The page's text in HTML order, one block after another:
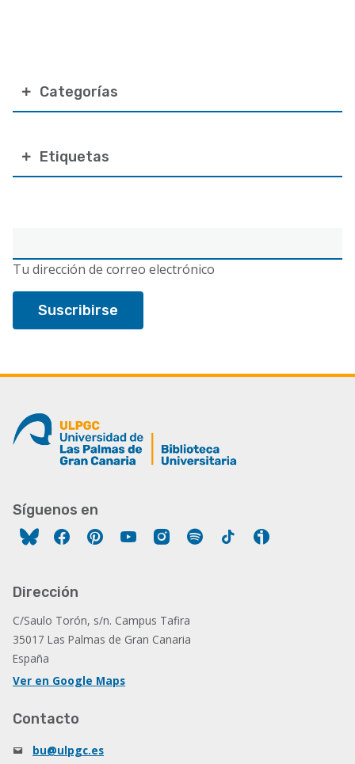
electrónico
Tu dirección de correo electrónico
Categorías
Etiquetas
Síguenos en
FacebookPinterestYouTubeInstagram
Spotify Tiktok
Dirección
C/Saulo Torón, s/n. Campus Tafira
35017 Las Palmas de Gran Canaria
España
Ver en Google Maps
Contacto
bu@ulpgc.es